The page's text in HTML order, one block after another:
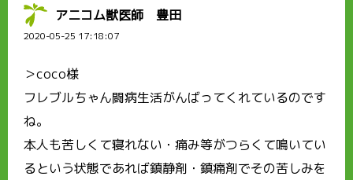
アニコム獣医師 豊田
2020-05-25 17:18:07
＞coco様
フレブルちゃん闘病生活がんばってくれているのです
ね。
本人も苦しくて寝れない・痛み等がつらくて鳴いてい
るという状態であれば鎮静剤・鎮痛剤でその苦しみを